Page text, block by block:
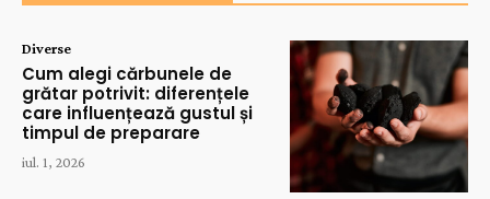
Diverse
Cum alegi cărbunele de
grătar potrivit: diferențele
care influențează gustul și
timpul de preparare
iul. 1, 2026